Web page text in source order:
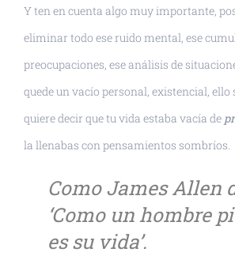
Y ten en cuenta algo muy importante,
eliminar todo ese ruido mental, ese
preocupaciones, ese análisis de
quede un vacío personal, existencial,
quiere decir que tu vida estaba vacía de
la llenabas con pensamientos sombríos.
Como James Allen
‘Como un hombre
es su vida’.